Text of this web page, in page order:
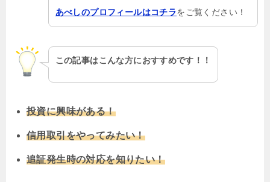
あべしのプロフィールはコチラをご覧ください！
この記事はこんな方におすすめです！！
投資に興味がある！
信用取引をやってみたい！
追証発生時の対応を知りたい！